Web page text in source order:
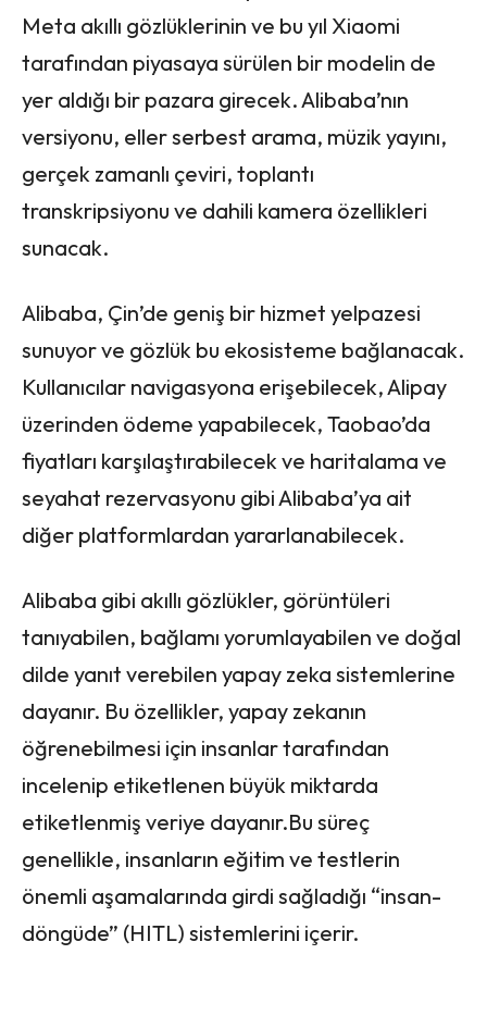
Meta akıllı gözlüklerinin ve bu yıl Xiaomi
tarafından piyasaya sürülen bir modelin de
yer aldığı bir pazara girecek. Alibaba’nın
versiyonu, eller serbest arama, müzik yayını,
gerçek zamanlı çeviri, toplantı
transkripsiyonu ve dahili kamera özellikleri
sunacak.
Alibaba, Çin’de geniş bir hizmet yelpazesi
sunuyor ve gözlük bu ekosisteme bağlanacak.
Kullanıcılar navigasyona erişebilecek, Alipay
üzerinden ödeme yapabilecek, Taobao’da
fiyatları karşılaştırabilecek ve haritalama ve
seyahat rezervasyonu gibi Alibaba’ya ait
diğer platformlardan yararlanabilecek.
Alibaba gibi akıllı gözlükler, görüntüleri
tanıyabilen, bağlamı yorumlayabilen ve doğal
dilde yanıt verebilen yapay zeka sistemlerine
dayanır. Bu özellikler, yapay zekanın
öğrenebilmesi için insanlar tarafından
incelenip etiketlenen büyük miktarda
etiketlenmiş veriye dayanır.Bu süreç
genellikle, insanların eğitim ve testlerin
önemli aşamalarında girdi sağladığı “insan-
döngüde” (HITL) sistemlerini içerir.